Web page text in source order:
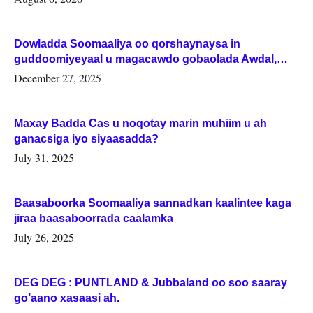
Dowladda Soomaaliya oo qorshaynaysa in
guddoomiyeyaal u magacawdo gobaolada Awdal,
Woqooyi Galbeed iyo Togdheer.
December 27, 2025
Maxay Badda Cas u noqotay marin muhiim u ah
ganacsiga iyo siyaasadda?
July 31, 2025
Baasaboorka Soomaaliya sannadkan kaalintee kaga
jiraa baasaboorrada caalamka
July 26, 2025
DEG DEG : PUNTLAND & Jubbaland oo soo saaray
go’aano xasaasi ah.